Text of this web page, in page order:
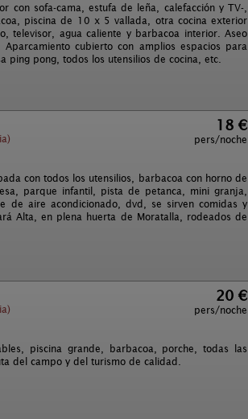
con sofa-cama, estufa de leña, calefacción y TV-,
piscina de 10 x 5 vallada, otra cocina exterior
televisor, agua caliente y barbacoa interior. Aseo
cubierto con amplios espacios para
ping pong, todos los utensilios de cocina, etc.
18 €
pers/noche
con todos los utensilios, barbacoa con horno de
parque infantil, pista de petanca, mini granja,
de aire acondicionado, dvd, se sirven comidas y
Alta, en plena huerta de Moratalla, rodeados de
20 €
pers/noche
piscina grande, barbacoa, porche, todas las
del campo y del turismo de calidad.